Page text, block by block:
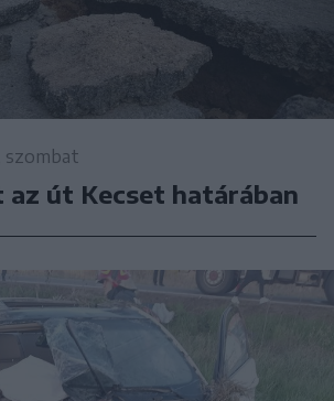
szombat
az út Kecset határában